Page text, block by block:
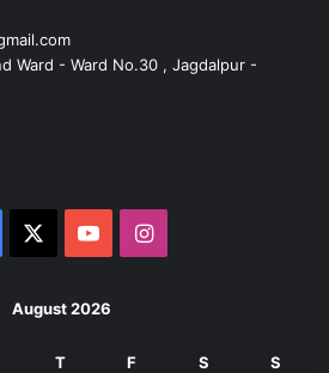
Ward - Ward No.30 , Jagdalpur -
YouTubeInstagram
August 2026
T F S S